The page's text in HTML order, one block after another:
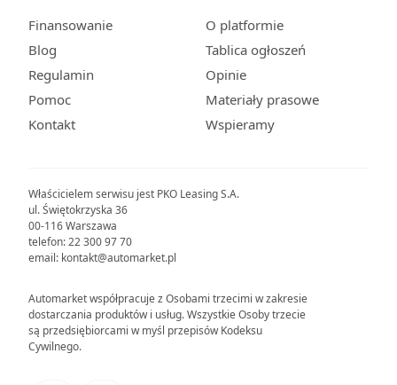
Właścicielem serwisu jest PKO Leasing S.A.
ul. Świętokrzyska 36
00-116 Warszawa
telefon: 22 300 97 70
email: kontakt@automarket.pl
Automarket współpracuje z Osobami trzecimi w zakresie
dostarczania produktów i usług. Wszystkie Osoby trzecie
są przedsiębiorcami w myśl przepisów Kodeksu
Cywilnego.
Finansowanie
Blog
Regulamin
Pomoc
Kontakt
O platformie
Tablica ogłoszeń
Opinie
Materiały prasowe
Wspieramy